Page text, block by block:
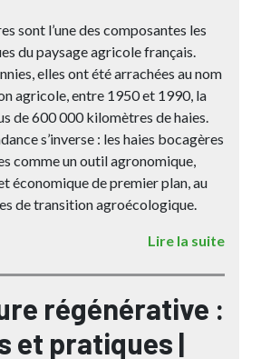
sont l’une des composantes les
du paysage agricole français.
elles ont été arrachées au nom
agricole, entre 1950 et 1990, la
de 600 000 kilomètres de haies.
s’inverse : les haies bocagères
comme un outil agronomique,
économique de premier plan, au
de transition agroécologique.
Lire la suite
régénérative :
et pratiques |